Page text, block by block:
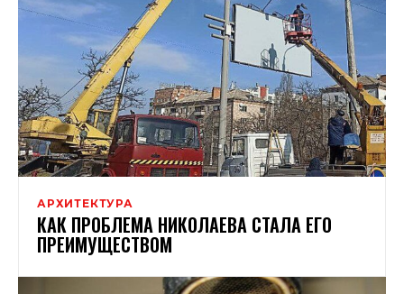
АРХИТЕКТУРА
КАК ПРОБЛЕМА НИКОЛАЕВА СТАЛА ЕГО
ПРЕИМУЩЕСТВОМ